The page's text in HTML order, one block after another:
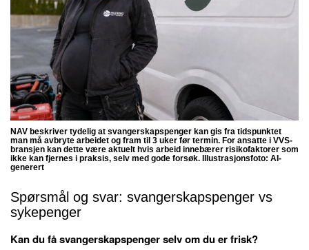
NAV beskriver tydelig at svangerskapspenger kan gis fra tidspunktet
man må avbryte arbeidet og fram til 3 uker før termin. For ansatte i VVS-
bransjen kan dette være aktuelt hvis arbeid innebærer risikofaktorer som
ikke kan fjernes i praksis, selv med gode forsøk. Illustrasjonsfoto: AI-
generert
Spørsmål og svar: svangerskapspenger vs
sykepenger
Kan du få svangerskapspenger selv om du er frisk?